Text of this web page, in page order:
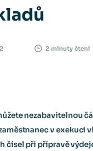
2 minuty čtení
nezabavitelnou
v
čísel při přípravě